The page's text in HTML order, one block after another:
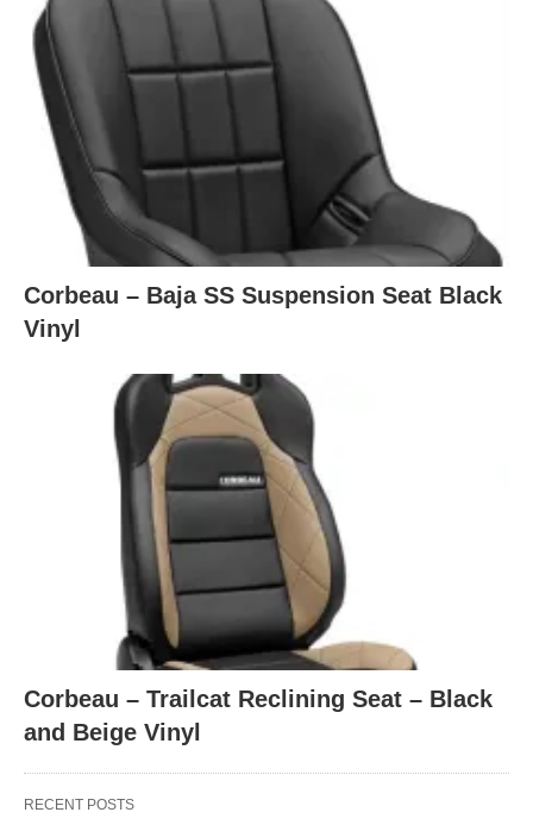
Corbeau – Baja SS Suspension Seat Black
Vinyl
Corbeau – Trailcat Reclining Seat – Black
and Beige Vinyl
RECENT POSTS